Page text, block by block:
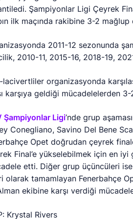
Şampiyonlar Ligi Çeyrek
ilk maçında rakibine 3-2 mağlup
2011-12 sezonunda
2010-11, 2015-16, 2018-19,
lacivertliler organizasyonda
karşıya geldiği mücadelelerden
Şampiyonlar Ligi’nde grup
Conegliano, Savino Del Bene
Opet doğrudan çeyrek
Final’e yükselebilmek için en
etti. Diğer grup üçüncüleri
olarak tamamlayan Fenerbahçe
ekibine karşı verdiği
Krystal Rivers